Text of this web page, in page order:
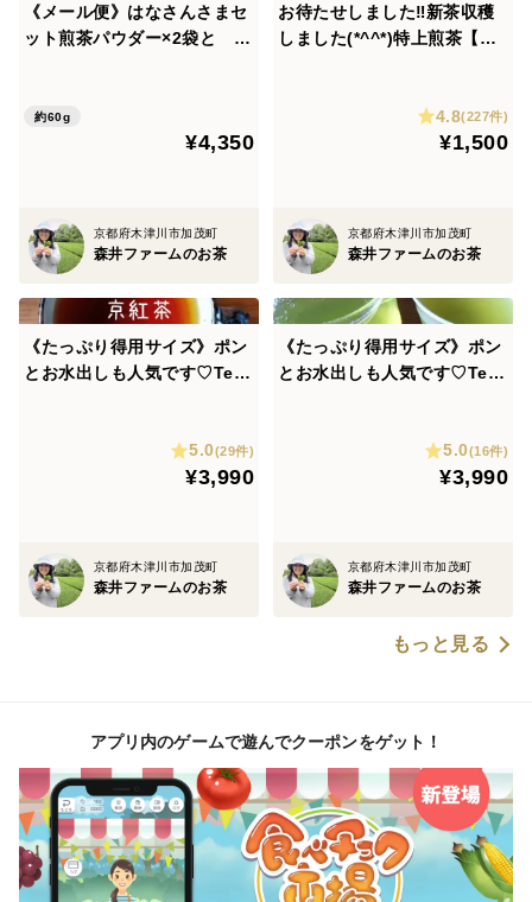
《メール便》はなさんさまセ
ット煎茶パウダー×2袋と 特
トティーなどもお勧めです(*^
^*)（農薬・化学肥料・除草
約60g
¥4,350
京都府木津川市加茂町
森井ファームのお茶
お待たせしました‼新茶収穫
しました(*^^*)特上煎茶【月
段使いの量でたっぷりと♡大
容量で感謝のご奉仕価格！(農
4.8(227件)
¥1,500
京都府木津川市加茂町
森井ファームのお茶
《たっぷり得用サイズ》ポン
とお水出しも人気です♡Tea
（LLサイズ ３ｇ×６０コ）
（農薬・化学肥料・除草剤不
5.0(29件)
¥3,990
京都府木津川市加茂町
森井ファームのお茶
《たっぷり得用サイズ》ポン
とお水出しも人気です♡Tea
パック（LLサイズ ３ｇ×６
０コ）（農薬・化学肥料・除
5.0(16件)
¥3,990
京都府木津川市加茂町
森井ファームのお茶
もっと見る
アプリ内のゲームで遊んでクーポンをゲット！